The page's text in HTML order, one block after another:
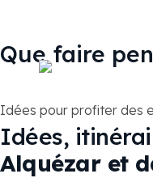
Que faire
Idées pour profiter des
Idées,
Alquézar et